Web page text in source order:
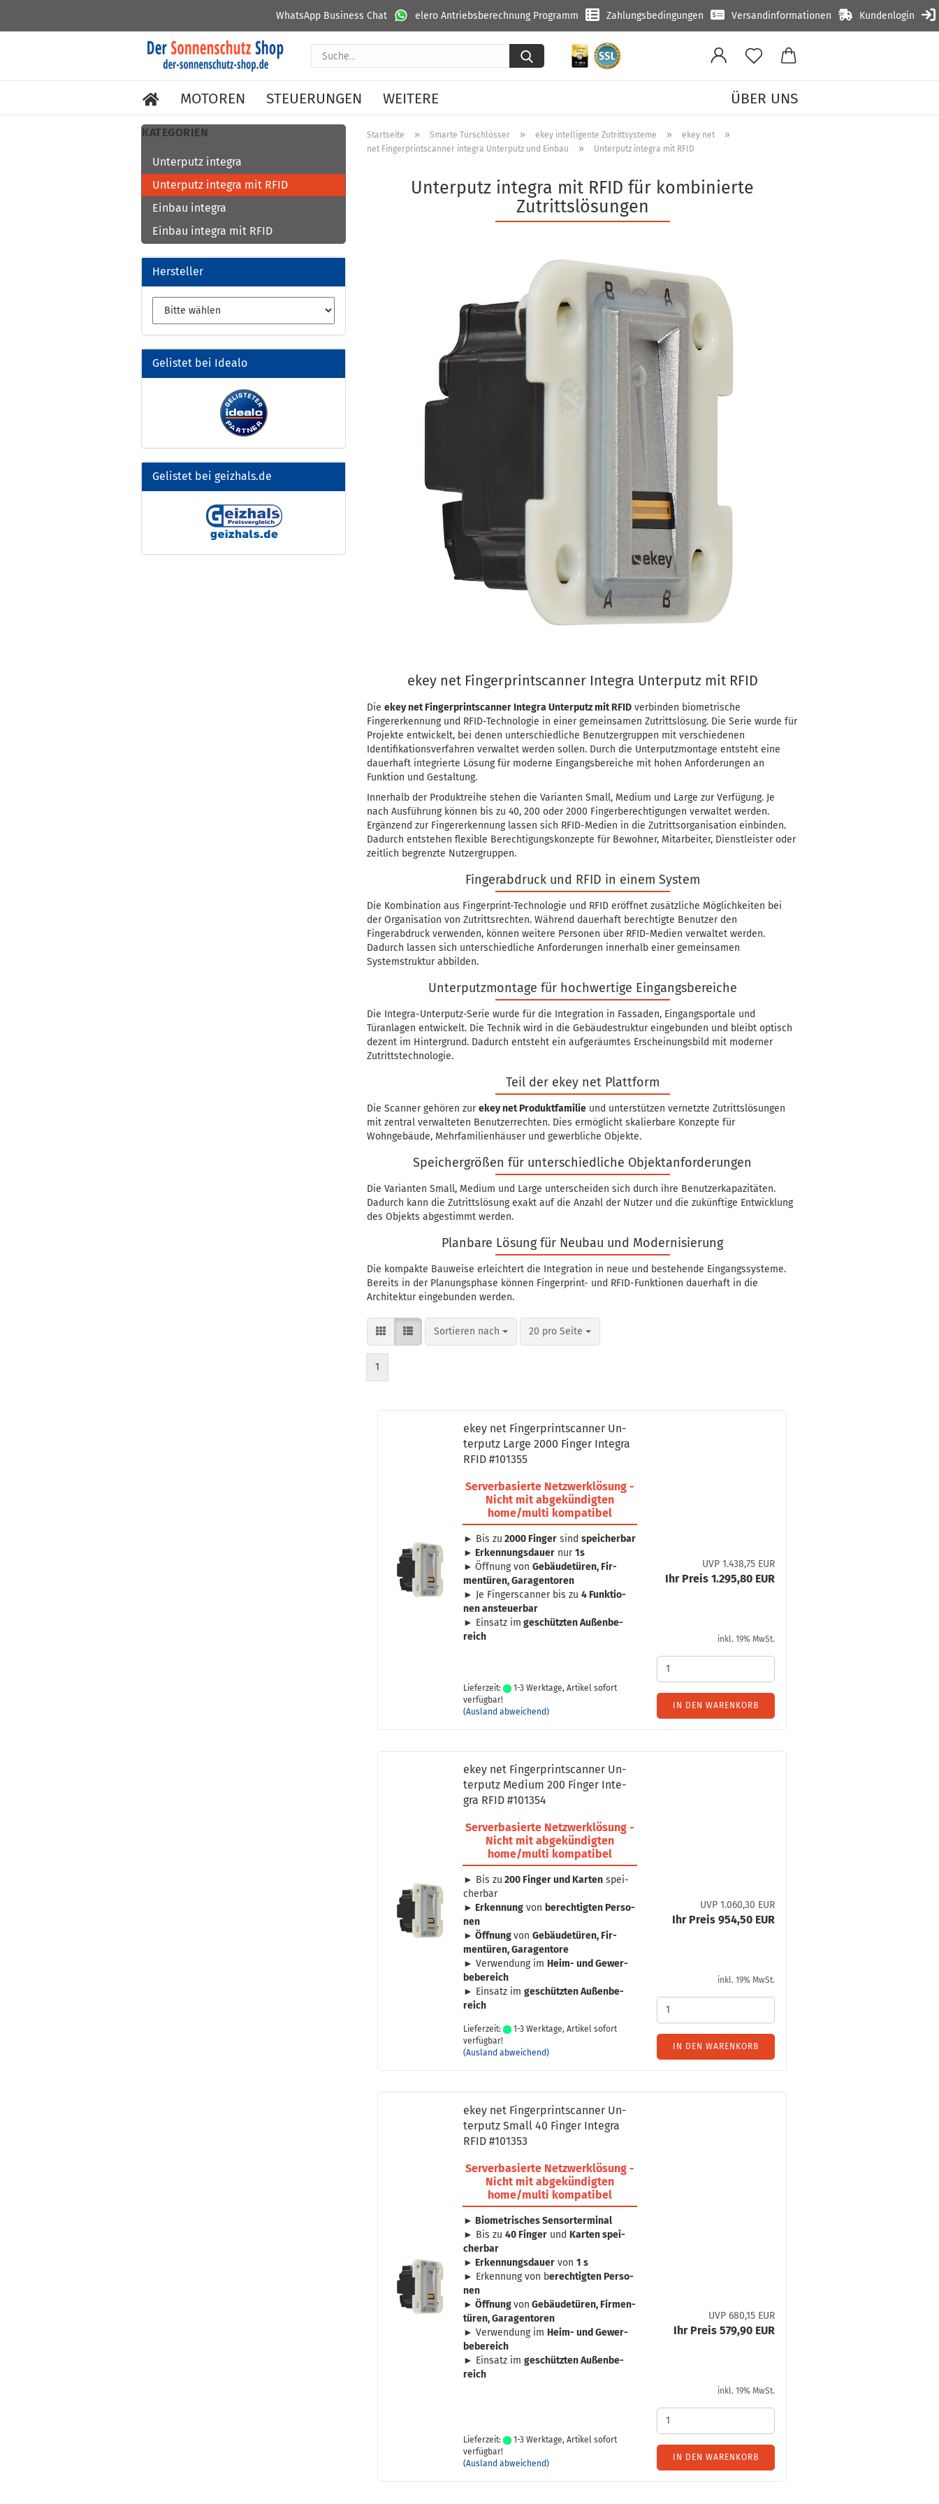
Kundenlogin
Versandinformationen
Zahlungsbedingungen
elero Antriebsberechnung Programm
WhatsApp Business Chat
Suche...
MOTOREN STEUERUNGEN ÜBER UNS
WEITERE
Startseite » Smarte Türschlösser » ekey intelligente Zutrittsysteme » ekey net »
net Fingerprintscanner integra Unterputz und Einbau » Unterputz integra mit RFID
Unterputz integra mit RFID für kombinierte
Zutrittslösungen
ekey net Fingerprintscanner Integra Unterputz mit RFID
Dieekey net Fingerprintscanner Integra Unterputz mit RFID verbinden biometrische
Fingererkennung und RFID-Technologie in einer gemeinsamen Zutrittslösung. Die Serie wurde für
Projekte entwickelt, bei denen unterschiedliche Benutzergruppen mit verschiedenen
Identifikationsverfahren verwaltet werden sollen. Durch die Unterputzmontage entsteht eine
dauerhaft integrierte Lösung für moderne Eingangsbereiche mit hohen Anforderungen an
Funktion und Gestaltung.
Innerhalb der Produktreihe stehen die Varianten Small, Medium und Large zur Verfügung. Je
nach Ausführung können bis zu 40, 200 oder 2000 Fingerberechtigungen verwaltet werden.
Ergänzend zur Fingererkennung lassen sich RFID-Medien in die Zutrittsorganisation einbinden.
Dadurch entstehen flexible Berechtigungskonzepte für Bewohner, Mitarbeiter, Dienstleister oder
zeitlich begrenzte Nutzergruppen.
Fingerabdruck und RFID in einem System
Die Kombination aus Fingerprint-Technologie und RFID eröffnet zusätzliche Möglichkeiten bei
der Organisation von Zutrittsrechten. Während dauerhaft berechtigte Benutzer den
Fingerabdruck verwenden, können weitere Personen über RFID-Medien verwaltet werden.
Dadurch lassen sich unterschiedliche Anforderungen innerhalb einer gemeinsamen
Systemstruktur abbilden.
Unterputzmontage für hochwertige Eingangsbereiche
Die Integra-Unterputz-Serie wurde für die Integration in Fassaden, Eingangsportale und
Türanlagen entwickelt. Die Technik wird in die Gebäudestruktur eingebunden und bleibt optisch
dezent im Hintergrund. Dadurch entsteht ein aufgeräumtes Erscheinungsbild mit moderner
Zutrittstechnologie.
Teil der ekey net Plattform
Die Scanner gehören zurekey net Produktfamilie und unterstützen vernetzte Zutrittslösungen
mit zentral verwalteten Benutzerrechten. Dies ermöglicht skalierbare Konzepte für
Wohngebäude, Mehrfamilienhäuser und gewerbliche Objekte.
Speichergrößen für unterschiedliche Objektanforderungen
Die Varianten Small, Medium und Large unterscheiden sich durch ihre Benutzerkapazitäten.
Dadurch kann die Zutrittslösung exakt auf die Anzahl der Nutzer und die zukünftige Entwicklung
des Objekts abgestimmt werden.
Planbare Lösung für Neubau und Modernisierung
Die kompakte Bauweise erleichtert die Integration in neue und bestehende Eingangssysteme.
Bereits in der Planungsphase können Fingerprint- und RFID-Funktionen dauerhaft in die
Architektur eingebunden werden.
Sortieren nach
Sortieren nach 20 pro Seite
pro Seite
1
ekey net Fin­ger­print­scan­ner Un­
ter­putz Large 2000 Fin­ger In­te­gra
RFID #101355
Ser­ver­ba­sier­te Netz­werk­lö­sung -
Nicht mit ab­ge­kün­dig­ten
home/multi kom­pa­ti­bel
► Bis zu 2000 Fin­ger sindspei­cher­bar
► Er­ken­nungs­dau­er nur1s
►Öff­nung vonGe­bäu­de­tü­ren, Fir­
men­tü­ren, Ga­ra­gen­to­ren
► Je Fin­ger­scan­ner bis zu4 Funk­tio­
nen an­steu­er­bar
► Ein­satz im ge­schütz­ten Au­ßen­be­
reich
Lieferzeit:
1-3 Werktage, Artikel sofort
verfügbar!
(Ausland abweichend)
UVP 1.438,75 EUR
Ihr Preis 1.295,80 EUR
inkl. 19% MwSt.
IN DEN WARENKORB
ekey net Fin­ger­print­scan­ner Un­
ter­putz Me­di­um 200 Fin­ger In­te­
gra RFID #101354
Ser­ver­ba­sier­te Netz­werk­lö­sung -
Nicht mit ab­ge­kün­dig­ten
home/multi kom­pa­ti­bel
► Bis zu 200 Fin­ger und Kar­ten spei­
cher­bar
► Er­ken­nung von be­rech­tig­ten Per­so­
nen
► Öff­nungvonGe­bäu­de­tü­ren, Fir­
men­tü­ren, Ga­ra­gen­to­re
► Ver­wen­dung im Heim- und Ge­wer­
be­be­reich
► Ein­satz imge­schütz­ten Au­ßen­be­
reich
Lieferzeit:
1-3 Werktage, Artikel sofort
verfügbar!
(Ausland abweichend)
UVP 1.060,30 EUR
Ihr Preis 954,50 EUR
inkl. 19% MwSt.
IN DEN WARENKORB
ekey net Fin­ger­print­scan­ner Un­
ter­putz Small 40 Fin­ger In­te­gra
RFID #101353
Ser­ver­ba­sier­te Netz­werk­lö­sung -
Nicht mit ab­ge­kün­dig­ten
home/multi kom­pa­ti­bel
► Bio­me­tri­sches Sen­sor­ter­mi­nal
► Bis zu40 Fin­ger und Kar­ten spei­
cher­bar
► Er­ken­nungs­dau­er von1 s
► Er­ken­nung von bere­ch­tig­ten Per­so­
nen
► Öff­nungvon Ge­bäu­de­tü­ren, Fir­men­
tü­ren, Ga­ra­gen­to­ren
► Ver­wen­dung im Heim- und Ge­wer­
be­be­reich
► Ein­satz imge­schütz­ten Au­ßen­be­
reich
Lieferzeit:
1-3 Werktage, Artikel sofort
verfügbar!
(Ausland abweichend)
UVP 680,15 EUR
Ihr Preis 579,90 EUR
inkl. 19% MwSt.
IN DEN WARENKORB
KATEGORIEN
Unterputz integra
Unterputz integra mit RFID
Einbau integra
Einbau integra mit RFID
Hersteller
Gelistet bei Idealo
Gelistet bei geizhals.de